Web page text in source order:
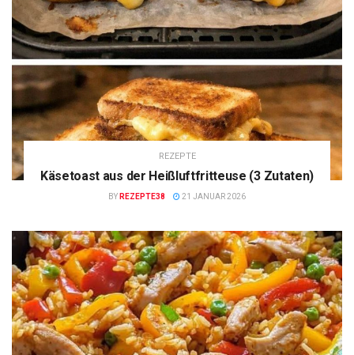
REZEPTE
Käsetoast aus der Heißluftfritteuse (3 Zutaten)
BY REZEPTE38 21 JANUAR 2026